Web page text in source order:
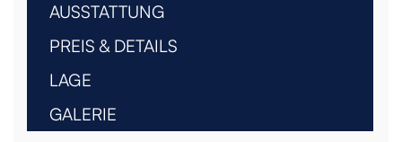
AUSSTATTUNG
PREIS & DETAILS
LAGE
GALERIE